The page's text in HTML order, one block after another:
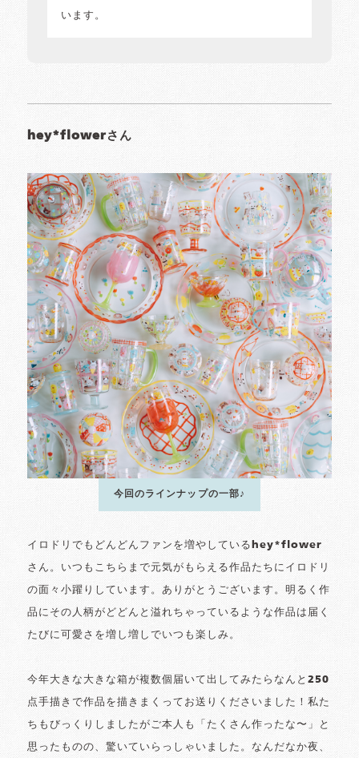
います。
hey*flowerさん
今回のラインナップの一部♪
イロドリでもどんどんファンを増やしているhey*flower
さん。いつもこちらまで元気がもらえる作品たちにイロドリ
の面々小躍りしています。ありがとうございます。明るく作
品にその人柄がどどんと溢れちゃっているような作品は届く
たびに可愛さを増し増しでいつも楽しみ。
今年大きな大きな箱が複数個届いて出してみたらなんと250
点手描きで作品を描きまくってお送りくださいました！私た
ちもびっくりしましたがご本人も「たくさん作ったな〜」と
思ったものの、驚いていらっしゃいました。なんだなか夜、